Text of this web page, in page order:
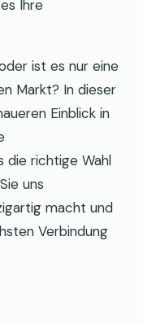
Ihre
ist es nur eine
Markt? In dieser
Einblick in
die richtige Wahl
uns
macht und
Verbindung